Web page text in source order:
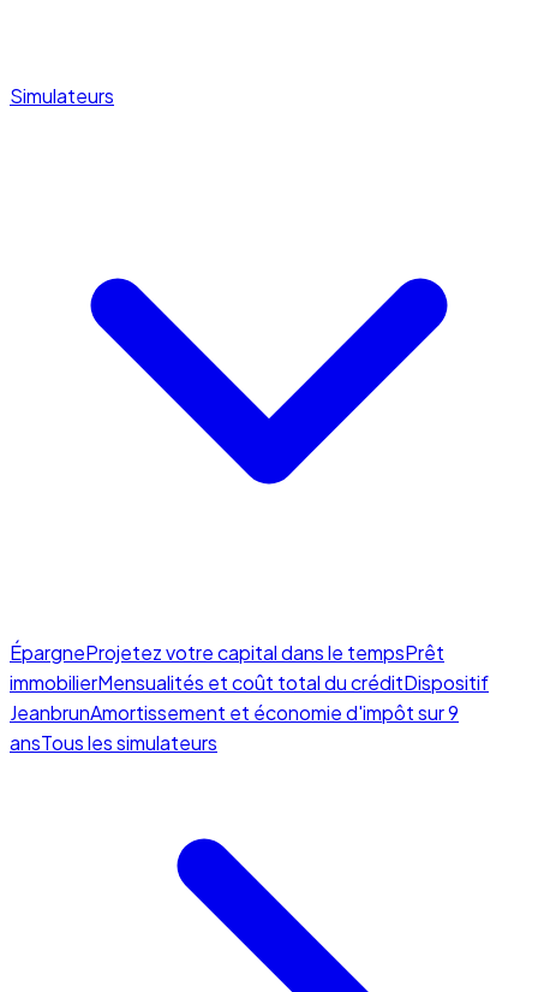
Simulateurs
ÉpargneProjetez votre capital dans le tempsPrêt
immobilierMensualités et coût total du créditDispositif
JeanbrunAmortissement et économie d'impôt sur 9
ansTous les simulateurs